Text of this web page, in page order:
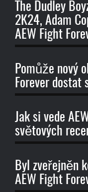
The Dudley
2K24, Adam
AEW Fight
Pomůže nový
Forever dostat
Jak si vede
světových
Byl zveřejněn
AEW Fight